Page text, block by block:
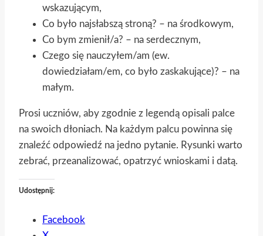
wskazującym,
Co było najsłabszą stroną? – na środkowym,
Co bym zmienił/a? – na serdecznym,
Czego się nauczyłem/am (ew.
dowiedziałam/em, co było zaskakujące)? – na
małym.
Prosi uczniów, aby zgodnie z legendą opisali palce
na swoich dłoniach. Na każdym palcu powinna się
znaleźć odpowiedź na jedno pytanie. Rysunki warto
zebrać, przeanalizować, opatrzyć wnioskami i datą.
Udostępnij:
Facebook